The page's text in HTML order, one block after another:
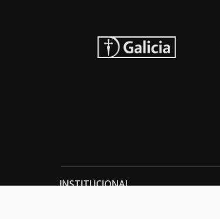
INSTITUCIONAL